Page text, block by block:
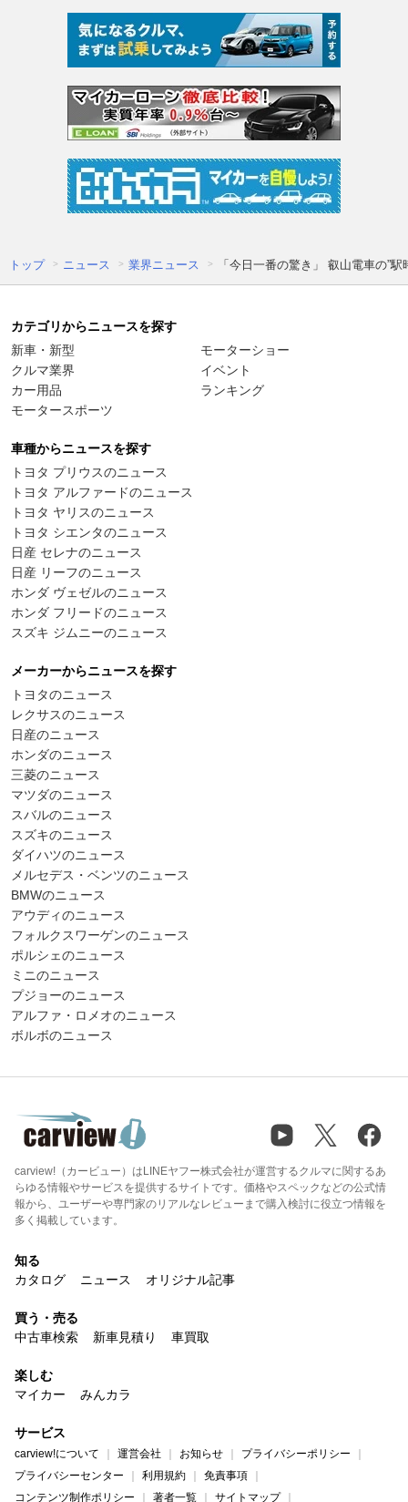
トップ ニュース 業界ニュース 「今日一番の驚き」 叡山電車の”
カテゴリからニュースを探す
新車・新型
クルマ業界
カー用品
モータースポーツ
モーターショー
イベント
ランキング
車種からニュースを探す
トヨタ プリウスのニュース
トヨタ アルファードのニュース
トヨタ ヤリスのニュース
トヨタ シエンタのニュース
日産 セレナのニュース
日産 リーフのニュース
ホンダ ヴェゼルのニュース
ホンダ フリードのニュース
スズキ ジムニーのニュース
メーカーからニュースを探す
トヨタのニュース
レクサスのニュース
日産のニュース
ホンダのニュース
三菱のニュース
マツダのニュース
スバルのニュース
スズキのニュース
ダイハツのニュース
メルセデス・ベンツのニュース
BMWのニュース
アウディのニュース
フォルクスワーゲンのニュース
ポルシェのニュース
ミニのニュース
プジョーのニュース
アルファ・ロメオのニュース
ボルボのニュース
carview!（カービュー）はLINEヤフー株式会社が運営するクルマに関するあ
らゆる情報やサービスを提供するサイトです。価格やスペックなどの公式情
報から、ユーザーや専門家のリアルなレビューまで購入検討に役立つ情報を
多く掲載しています。
知る
カタログ
ニュース オリジナル記事
買う・売る
中古車検索
新車見積り 車買取
楽しむ
マイカー
みんカラ
サービス
carview!について 運営会社 お知らせ
プライバシーポリシー
プライバシーセンター
利用規約
免責事項
コンテンツ制作ポリシー
著者一覧 サイトマップ